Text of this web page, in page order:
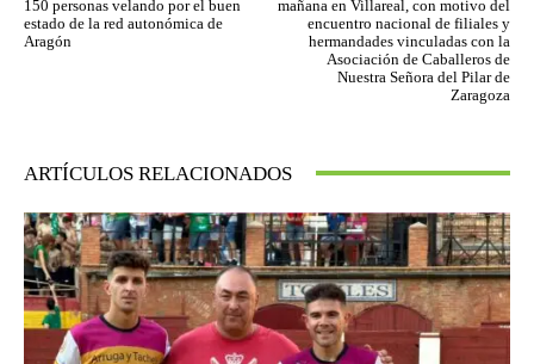
150 personas velando por el buen
estado de la red autonómica de
Aragón
mañana en Villareal, con motivo del
encuentro nacional de filiales y
hermandades vinculadas con la
Asociación de Caballeros de
Nuestra Señora del Pilar de
Zaragoza
ARTÍCULOS RELACIONADOS